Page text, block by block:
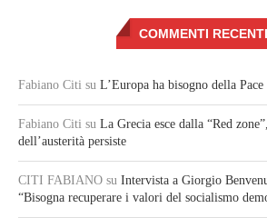
COMMENTI RECENTI
Fabiano Citi su L’Europa ha bisogno della Pace
Fabiano Citi su La Grecia esce dalla “Red
dell’austerità persiste
CITI FABIANO su Intervista a Giorgio
“Bisogna recuperare i valori del socialismo